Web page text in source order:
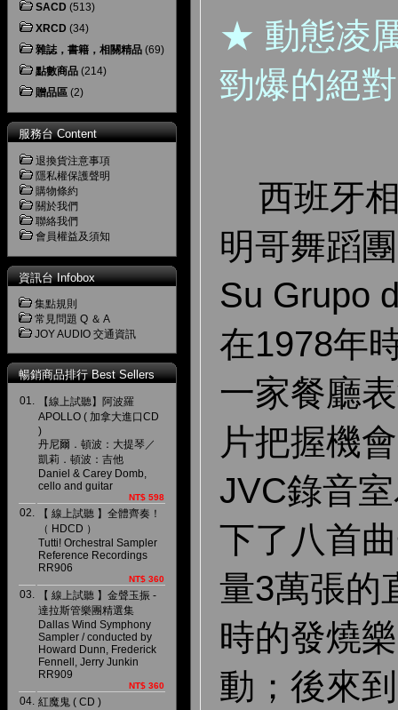
SACD (513)
XRCD (34)
雜誌，書籍，相關精品 (69)
點數商品 (214)
贈品區 (2)
服務台 Content
退換貨注意事項
隱私權保護聲明
購物條約
關於我們
聯絡我們
會員權益及須知
資訊台 Infobox
集點規則
常見問題 Q ＆ A
JOY AUDIO 交通資訊
暢銷商品排行 Best Sellers
01.
【線上試聽】阿波羅
APOLLO ( 加拿大進口CD
)
丹尼爾．頓波：大提琴／
凱莉．頓波：吉他
Daniel & Carey Domb,
cello and guitar
NT$ 598
02.
【 線上試聽 】全體齊奏！
（ HDCD ）
Tutti! Orchestral Sampler
Reference Recordings
RR906
NT$ 360
03.
【 線上試聽 】金聲玉振 -
達拉斯管樂團精選集
Dallas Wind Symphony
Sampler / conducted by
Howard Dunn, Frederick
Fennell, Jerry Junkin
RR909
NT$ 360
04. 紅魔鬼 ( CD )
★ 動態凌
勁爆的絕
西班牙
明哥舞蹈
Su Grupo
在1978年
一家餐廳
片把握機
JVC錄音
下了八首
量3萬張的
時的發燒
動；後來